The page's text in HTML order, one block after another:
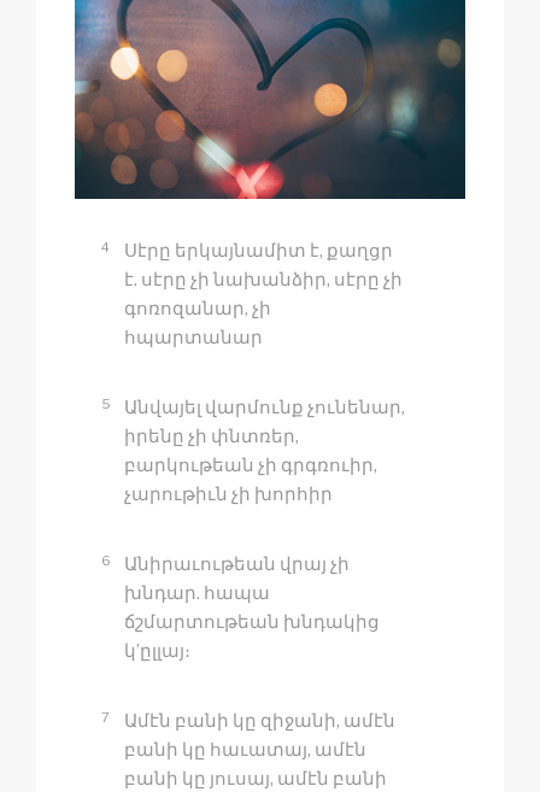
4
Սէրը երկայնամիտ է, քաղցր
է. սէրը չի նախանձիր, սէրը չի
գոռոզանար, չի
հպարտանար
5
Անվայել վարմունք չունենար,
իրենը չի փնտռեր,
բարկութեան չի գրգռուիր,
չարութիւն չի խորհիր
6
Անիրաւութեան վրայ չի
խնդար. հապա
ճշմարտութեան խնդակից
կ’ըլլայ։
7
Ամէն բանի կը զիջանի, ամէն
բանի կը հաւատայ, ամէն
բանի կը յուսայ, ամէն բանի